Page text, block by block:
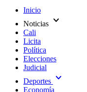
Inicio
Noticias expand_more
Cali
Licita
Política
Elecciones
Judicial
Deportes expand_more
Economía